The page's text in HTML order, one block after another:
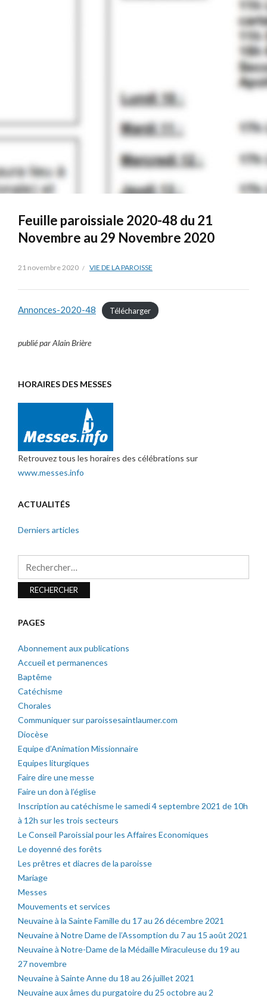
Feuille paroissiale 2020-48 du 21
Novembre au 29 Novembre 2020
21 novembre 2020 VIE DE LA PAROISSE
Annonces-2020-48 Télécharger
publié par Alain Brière
HORAIRES DES MESSES
Retrouvez tous les horaires des célébrations sur
www.messes.info
ACTUALITÉS
Derniers articles
PAGES
Abonnement aux publications
Accueil et permanences
Baptême
Catéchisme
Chorales
Communiquer sur paroissesaintlaumer.com
Diocèse
Equipe d’Animation Missionnaire
Equipes liturgiques
Faire dire une messe
Faire un don à l’église
Inscription au catéchisme le samedi 4 septembre 2021 de 10h
à 12h sur les trois secteurs
Le Conseil Paroissial pour les Affaires Economiques
Le doyenné des forêts
Les prêtres et diacres de la paroisse
Mariage
Messes
Mouvements et services
Neuvaine à la Sainte Famille du 17 au 26 décembre 2021
Neuvaine à Notre Dame de l’Assomption du 7 au 15 août 2021
Neuvaine à Notre-Dame de la Médaille Miraculeuse du 19 au
27 novembre
Neuvaine à Sainte Anne du 18 au 26 juillet 2021
Neuvaine aux âmes du purgatoire du 25 octobre au 2